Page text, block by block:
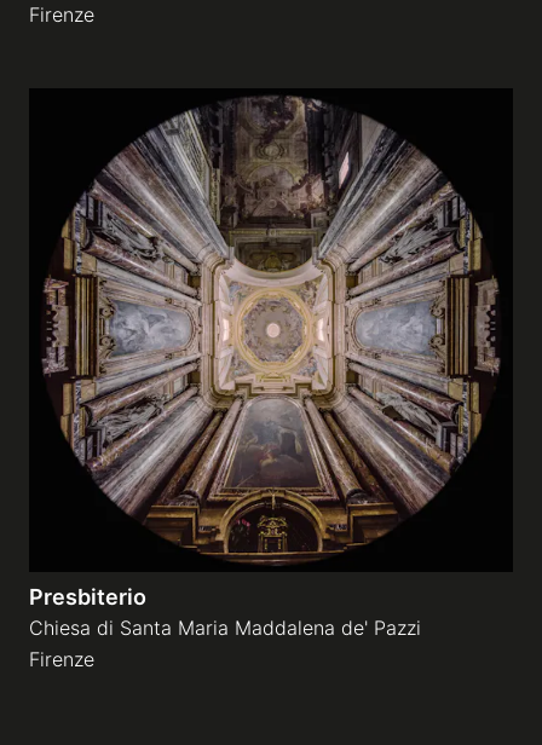
Firenze
Presbiterio
Chiesa di Santa Maria Maddalena de' Pazzi
Firenze